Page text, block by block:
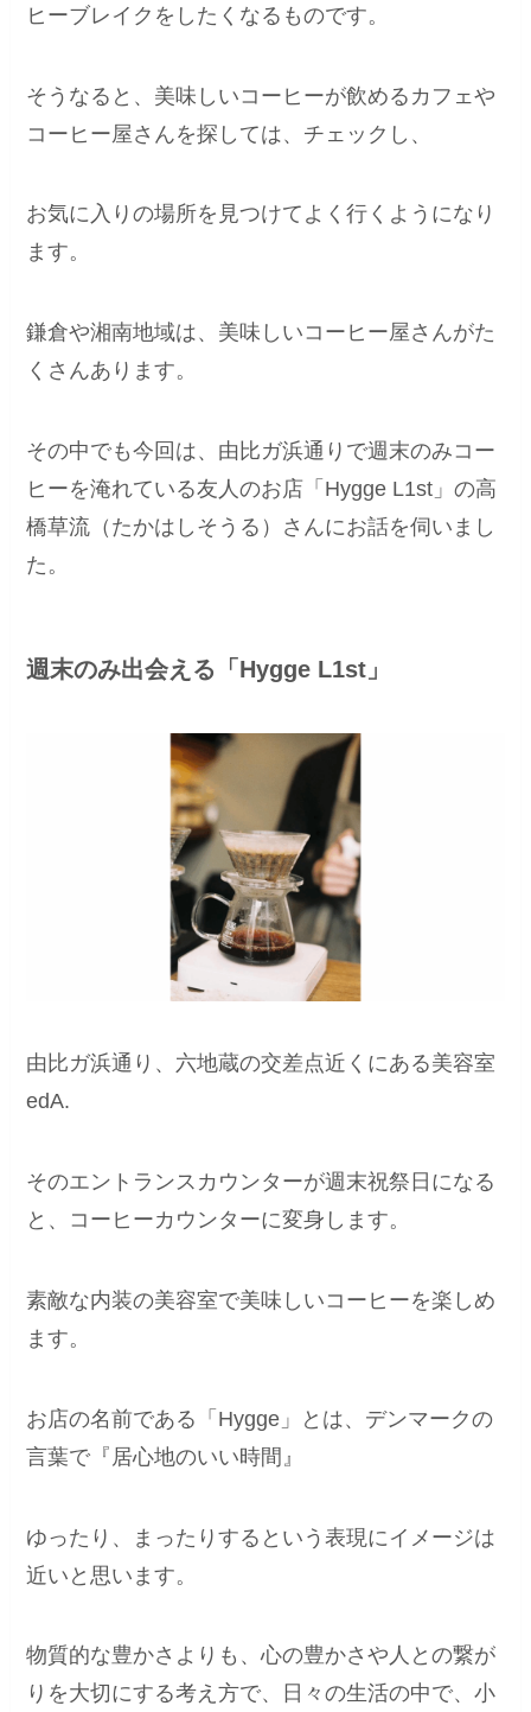
ヒーブレイクをしたくなるものです。
そうなると、美味しいコーヒーが飲めるカフェや
コーヒー屋さんを探しては、チェックし、
お気に入りの場所を見つけてよく行くようになり
ます。
鎌倉や湘南地域は、美味しいコーヒー屋さんがた
くさんあります。
その中でも今回は、由比ガ浜通りで週末のみコー
ヒーを淹れている友人のお店「Hygge L1st」の高
橋草流（たかはしそうる）さんにお話を伺いまし
た。
週末のみ出会える「Hygge L1st」
由比ガ浜通り、六地蔵の交差点近くにある美容室
edA.
そのエントランスカウンターが週末祝祭日になる
と、コーヒーカウンターに変身します。
素敵な内装の美容室で美味しいコーヒーを楽しめ
ます。
お店の名前である「Hygge」とは、デンマークの
言葉で『居心地のいい時間』
ゆったり、まったりするという表現にイメージは
近いと思います。
物質的な豊かさよりも、心の豊かさや人との繋が
りを大切にする考え方で、日々の生活の中で、小